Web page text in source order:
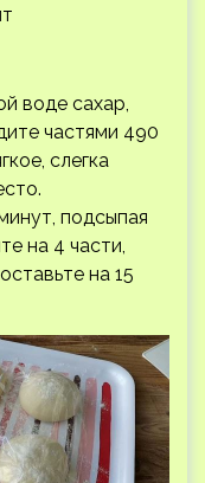
воде сахар,
частями 490
слегка
подсыпая
на 4 части,
на 15